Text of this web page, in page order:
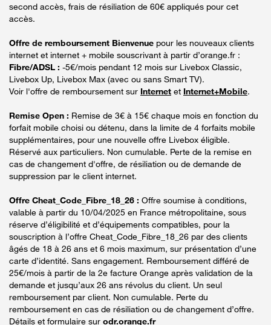
second accès, frais de résiliation de 60€ appliqués pour cet
accès.
Offre de remboursement Bienvenue pour les nouveaux clients
internet et internet + mobile souscrivant à partir d’orange.fr :
Fibre/ADSL : -5€/mois pendant 12 mois sur Livebox Classic,
Livebox Up, Livebox Max (avec ou sans Smart TV).
Voir l'offre de remboursement sur Internet et Internet+Mobile.
Remise Open : Remise de 3€ à 15€ chaque mois en fonction du
forfait mobile choisi ou détenu, dans la limite de 4 forfaits mobile
supplémentaires, pour une nouvelle offre Livebox éligible.
Réservé aux particuliers. Non cumulable. Perte de la remise en
cas de changement d'offre, de résiliation ou de demande de
suppression par le client internet.
Offre Cheat_Code_Fibre_18_26 : Offre soumise à conditions,
valable à partir du 10/04/2025 en France métropolitaine, sous
réserve d’éligibilité et d’équipements compatibles, pour la
souscription à l’offre Cheat_Code_Fibre_18_26 par des clients
âgés de 18 à 26 ans et 6 mois maximum, sur présentation d’une
carte d’identité. Sans engagement. Remboursement différé de
25€/mois à partir de la 2e facture Orange après validation de la
demande et jusqu’aux 26 ans révolus du client. Un seul
remboursement par client. Non cumulable. Perte du
remboursement en cas de résiliation ou de changement d’offre.
Détails et formulaire sur odr.orange.fr